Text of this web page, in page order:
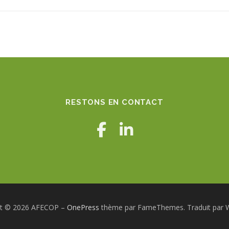
RESTONS EN CONTACT
© 2026 AFECOP – OnePress thème par FameThemes. Traduit par